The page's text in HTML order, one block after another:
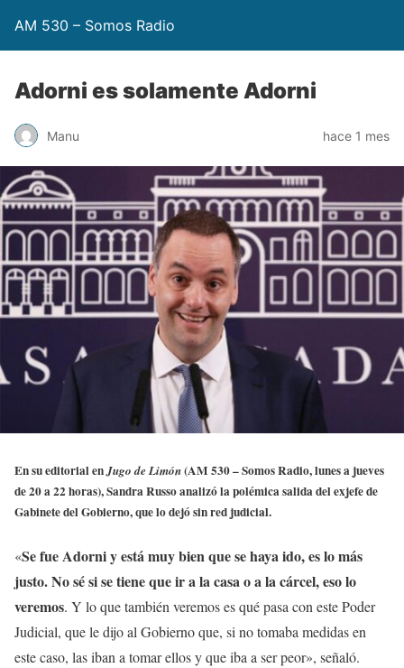
AM 530 – Somos Radio
Adorni es solamente Adorni
Manu hace 1 mes
En su editorial enJugo de Limón(AM 530 – Somos Radio, lunes a jueves
de 20 a 22 horas), Sandra Russo analizó la polémica salida del exjefe de
Gabinete del Gobierno, que lo dejó sin red judicial.
«Se fue Adorni y está muy bien que se haya ido, es lo más
justo. No sé si se tiene que ir a la casa o a la cárcel, eso lo
veremos. Y lo que también veremos es qué pasa con este Poder
Judicial, que le dijo al Gobierno que, si no tomaba medidas en
este caso, las iban a tomar ellos y que iba a ser peor», señaló.